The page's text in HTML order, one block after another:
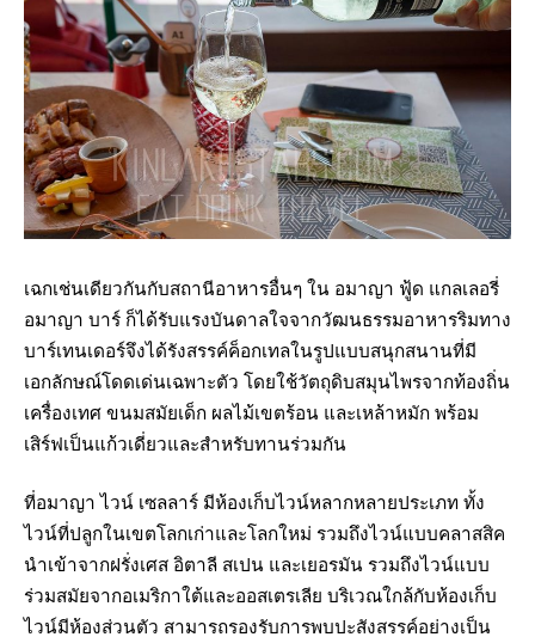
เฉกเช่นเดียวกันกับสถานีอาหารอื่นๆ ใน อมาญา ฟู้ด แกลเลอรี่
อมาญา บาร์ ก็ได้รับแรงบันดาลใจจากวัฒนธรรมอาหารริมทาง
บาร์เทนเดอร์จึงได้รังสรรค์ค็อกเทลในรูปแบบสนุกสนานที่มี
เอกลักษณ์โดดเด่นเฉพาะตัว โดยใช้วัตถุดิบสมุนไพรจากท้องถิ่น
เครื่องเทศ ขนมสมัยเด็ก ผลไม้เขตร้อน และเหล้าหมัก พร้อม
เสิร์ฟเป็นแก้วเดี่ยวและสำหรับทานร่วมกัน
ที่อมาญา ไวน์ เซลลาร์ มีห้องเก็บไวน์หลากหลายประเภท ทั้ง
ไวน์ที่ปลูกในเขตโลกเก่าและโลกใหม่ รวมถึงไวน์แบบคลาสสิค
นำเข้าจากฝรั่งเศส อิตาลี สเปน และเยอรมัน รวมถึงไวน์แบบ
ร่วมสมัยจากอเมริกาใต้และออสเตรเลีย บริเวณใกล้กับห้องเก็บ
ไวน์มีห้องส่วนตัว สามารถรองรับการพบปะสังสรรค์อย่างเป็น